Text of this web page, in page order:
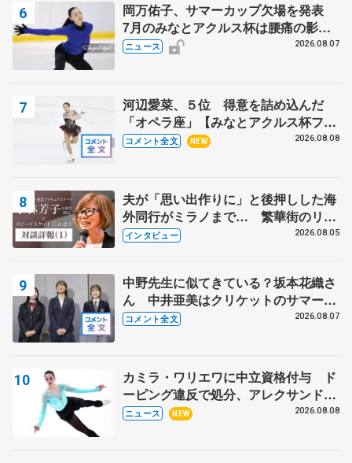
岡万佑子、サマーカップ欠場を発表
7月のみなとアクルス杯は腰痛の影響
で
ニュース 2026.08.07
河辺愛菜、５位 得意を詰め込んだ
「オペラ座」【みなとアクルス杯フリ
ー】
コメント全文 NEW 2026.08.08
夫が「思い出作りに」と後押しした海
外同行がミラノまで… 繁華街のリン
クでは不良のお兄さんも味方に 小林
インタビュー 2026.08.05
中野先生に似てきている？坂本花織さ
ん 中井亜美はクリケットのサマーキ
ャンプに 島田麻央はたくさん試合に
コメント全文 2026.08.07
カミラ・ワリエワに中立資格付与 ド
ーピング違反で処分、アレクサンド
ラ・イグナトワも
ニュース NEW 2026.08.08